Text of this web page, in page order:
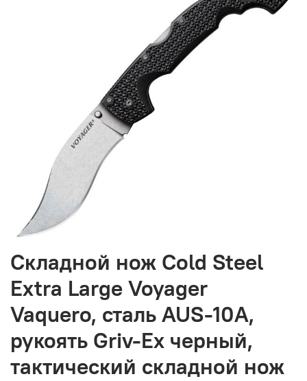
Складной нож Cold Steel
Extra Large Voyager
Vaquero, сталь AUS-10A,
рукоять Griv-Ex черный,
тактический складной нож